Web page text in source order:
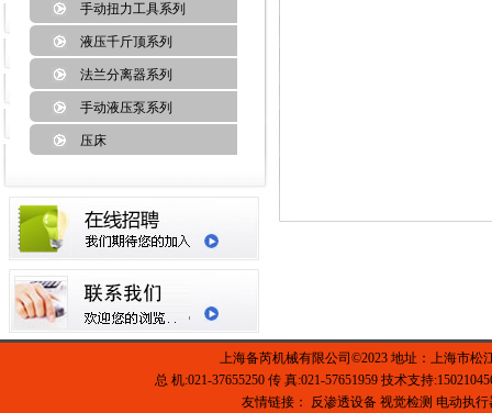
手动扭力工具系列
液压千斤顶系列
法兰分离器系列
手动液压泵系列
压床
上海备芮机械有限公司©2023 地址：上海市松
总 机:021-37655250 传 真:021-57651959 技术支持
友情链接： 反渗透设备 视觉检测 电动执行